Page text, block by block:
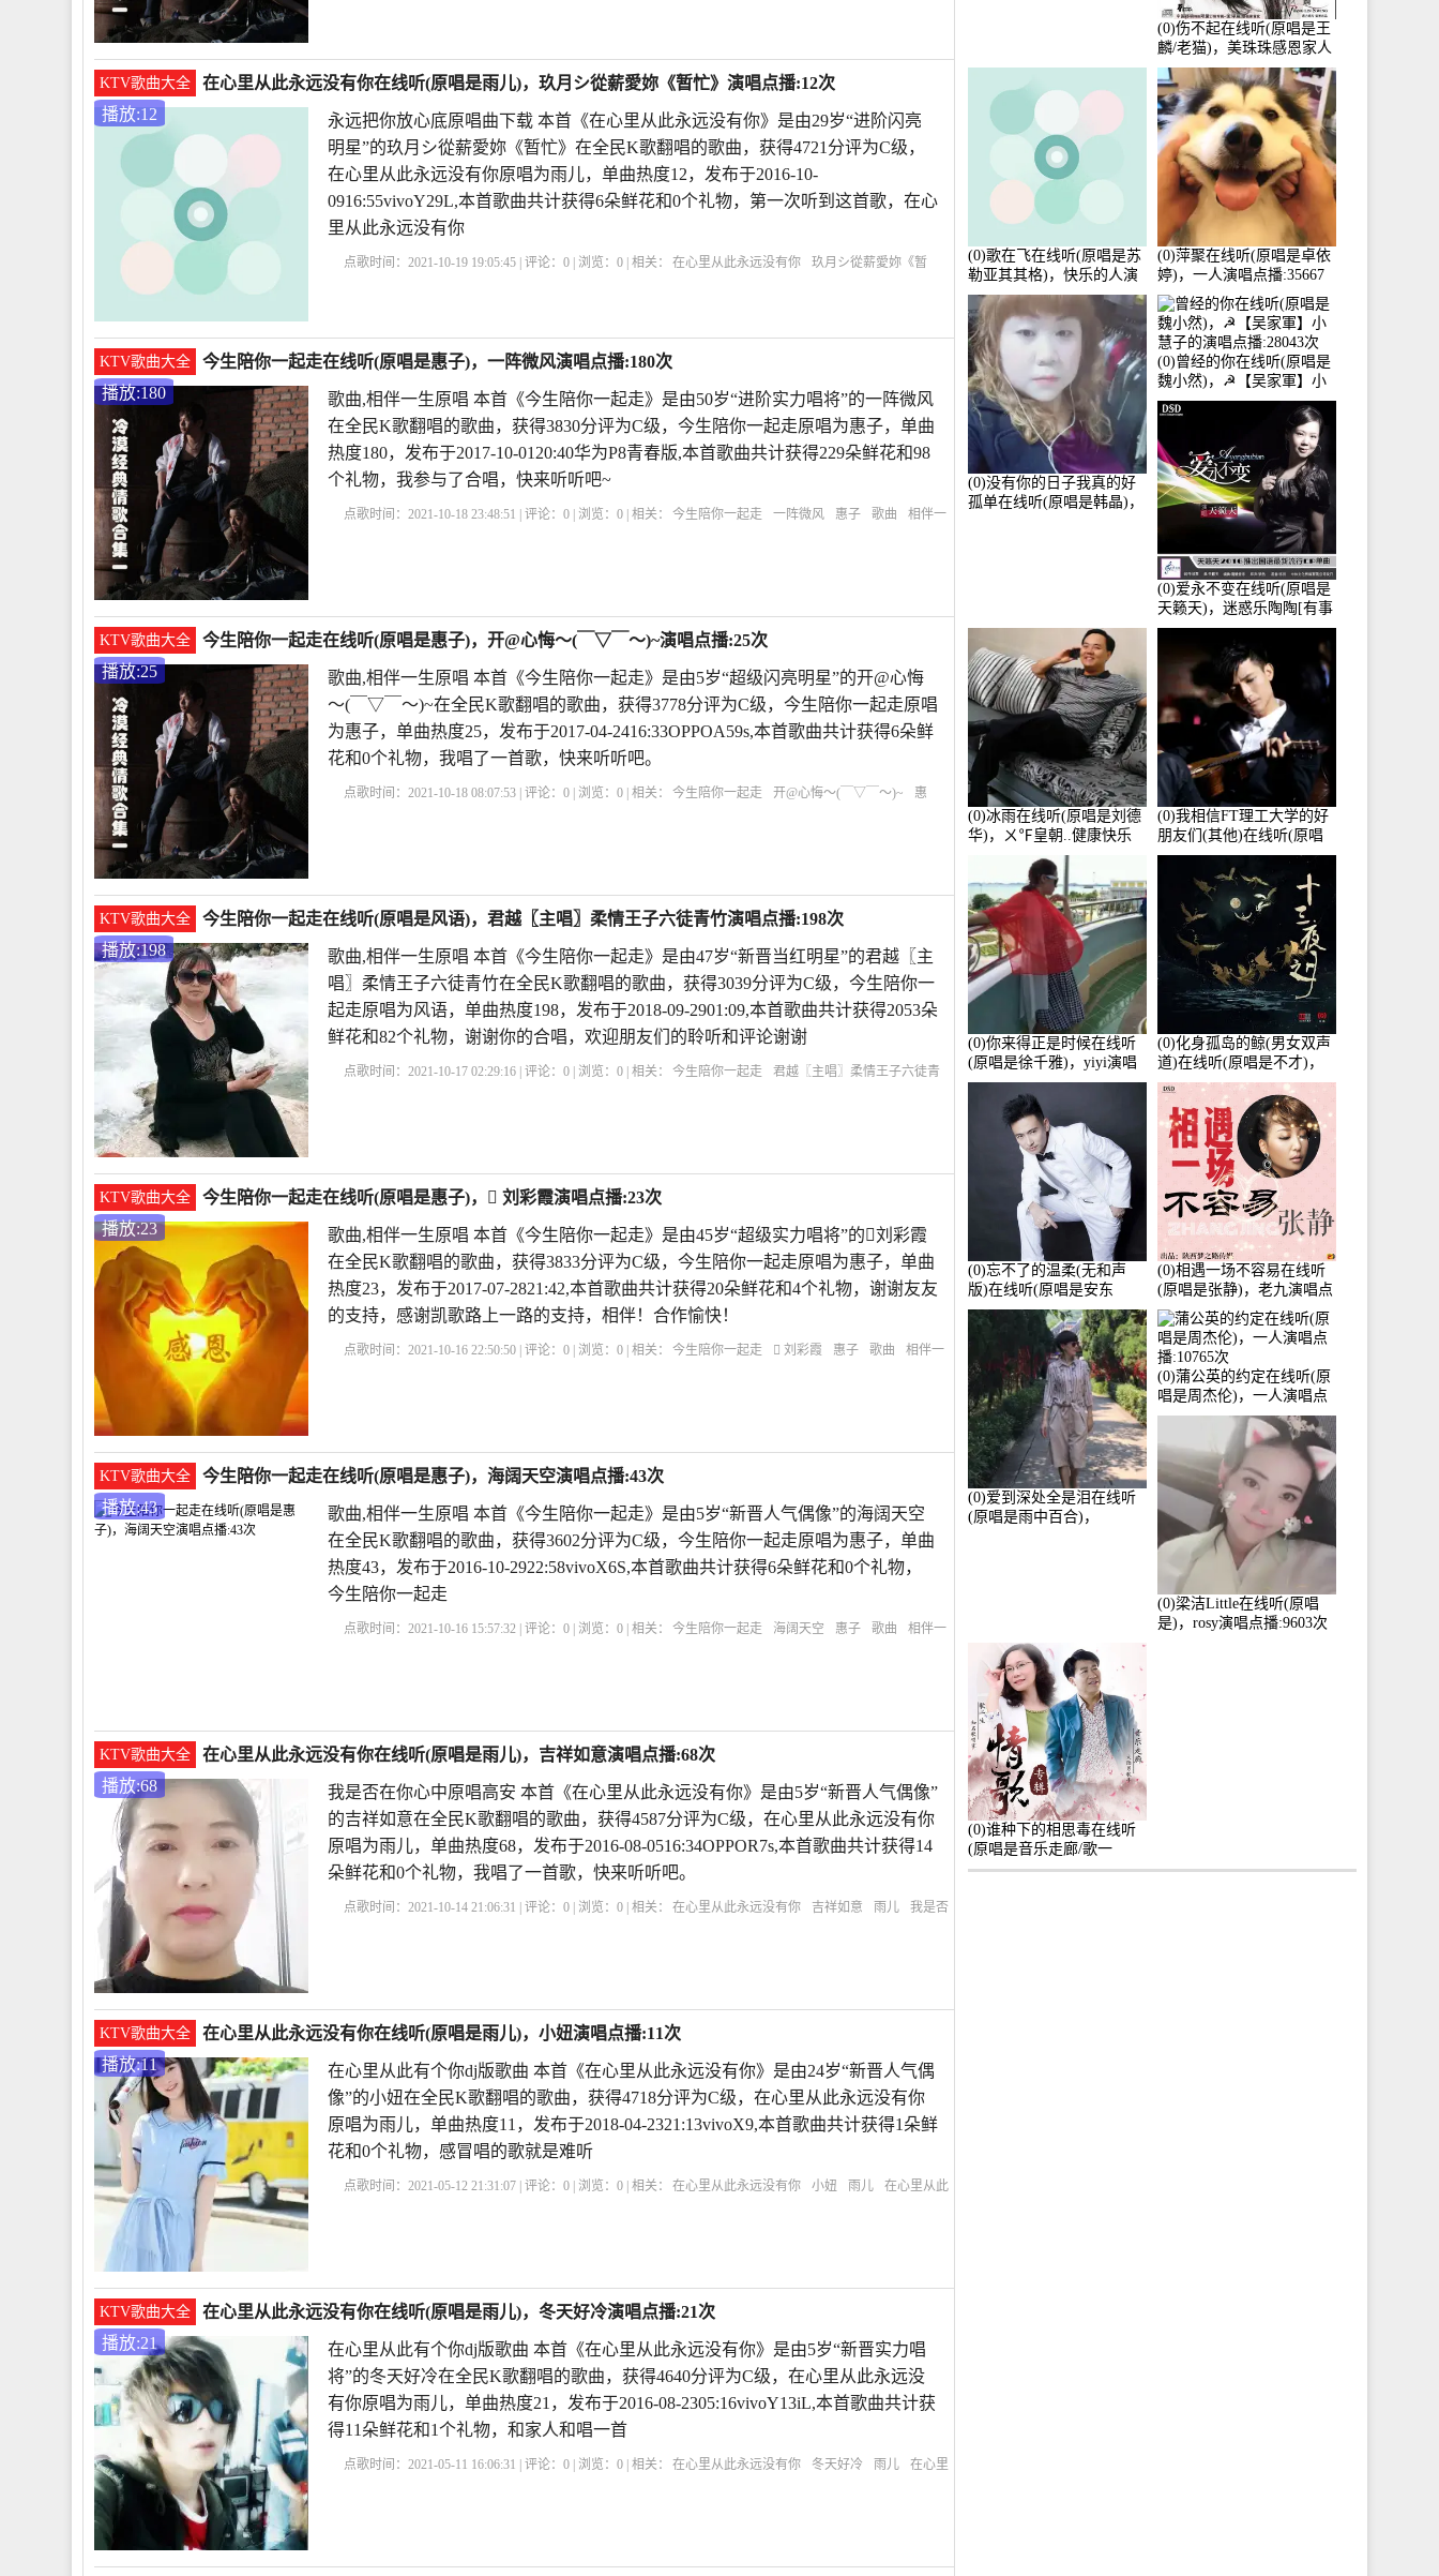
KTV歌曲大全
在心里从此永远没有你在线听(原唱是雨儿)，玖月シ從薪愛妳《暂忙》演唱点播:12次
播放:12
永远把你放心底原唱曲下载 本首《在心里从此永远没有你》是由29岁“进阶闪亮
明星”的玖月シ從薪愛妳《暂忙》在全民K歌翻唱的歌曲，获得4721分评为C级，
在心里从此永远没有你原唱为雨儿，单曲热度12，发布于2016-10-
0916:55vivoY29L,本首歌曲共计获得6朵鲜花和0个礼物，第一次听到这首歌，在心
里从此永远没有你
点歌时间：2021-10-19 19:05:45 | 评论：0 | 浏览：0 | 相关： 在心里从此永远没有你
玖月シ從薪愛妳《暂
KTV歌曲大全
今生陪你一起走在线听(原唱是惠子)，一阵微风演唱点播:180次
播放:180
歌曲,相伴一生原唱 本首《今生陪你一起走》是由50岁“进阶实力唱将”的一阵微风
在全民K歌翻唱的歌曲，获得3830分评为C级，今生陪你一起走原唱为惠子，单曲
热度180，发布于2017-10-0120:40华为P8青春版,本首歌曲共计获得229朵鲜花和98
个礼物，我参与了合唱，快来听听吧~
点歌时间：2021-10-18 23:48:51 | 评论：0 | 浏览：0 | 相关： 今生陪你一起走 一阵微风 惠子 歌曲
相伴一
KTV歌曲大全
今生陪你一起走在线听(原唱是惠子)，开@心悔～(￣▽￣～)~演唱点播:25次
播放:25
歌曲,相伴一生原唱 本首《今生陪你一起走》是由5岁“超级闪亮明星”的开@心悔
～(￣▽￣～)~在全民K歌翻唱的歌曲，获得3778分评为C级，今生陪你一起走原唱
为惠子，单曲热度25，发布于2017-04-2416:33OPPOA59s,本首歌曲共计获得6朵鲜
花和0个礼物，我唱了一首歌，快来听听吧。
点歌时间：2021-10-18 08:07:53 | 评论：0 | 浏览：0 | 相关： 今生陪你一起走 开@心悔～(￣▽￣～)~
惠
KTV歌曲大全
今生陪你一起走在线听(原唱是风语)，君越〖主唱〗柔情王子六徒青竹演唱点播:198次
播放:198
歌曲,相伴一生原唱 本首《今生陪你一起走》是由47岁“新晋当红明星”的君越〖主
唱〗柔情王子六徒青竹在全民K歌翻唱的歌曲，获得3039分评为C级，今生陪你一
起走原唱为风语，单曲热度198，发布于2018-09-2901:09,本首歌曲共计获得2053朵
鲜花和82个礼物，谢谢你的合唱，欢迎朋友们的聆听和评论谢谢
点歌时间：2021-10-17 02:29:16 | 评论：0 | 浏览：0 | 相关： 今生陪你一起走
君越〖主唱〗柔情王子六徒青
KTV歌曲大全
今生陪你一起走在线听(原唱是惠子)， 刘彩霞演唱点播:23次
播放:23
歌曲,相伴一生原唱 本首《今生陪你一起走》是由45岁“超级实力唱将”的刘彩霞
在全民K歌翻唱的歌曲，获得3833分评为C级，今生陪你一起走原唱为惠子，单曲
热度23，发布于2017-07-2821:42,本首歌曲共计获得20朵鲜花和4个礼物，谢谢友友
的支持，感谢凯歌路上一路的支持，相伴！合作愉快！
点歌时间：2021-10-16 22:50:50 | 评论：0 | 浏览：0 | 相关： 今生陪你一起走  刘彩霞 惠子 歌曲
相伴一
KTV歌曲大全
今生陪你一起走在线听(原唱是惠子)，海阔天空演唱点播:43次
播放:43
歌曲,相伴一生原唱 本首《今生陪你一起走》是由5岁“新晋人气偶像”的海阔天空
在全民K歌翻唱的歌曲，获得3602分评为C级，今生陪你一起走原唱为惠子，单曲
热度43，发布于2016-10-2922:58vivoX6S,本首歌曲共计获得6朵鲜花和0个礼物，
今生陪你一起走
点歌时间：2021-10-16 15:57:32 | 评论：0 | 浏览：0 | 相关： 今生陪你一起走 海阔天空 惠子 歌曲
相伴一
KTV歌曲大全
在心里从此永远没有你在线听(原唱是雨儿)，吉祥如意演唱点播:68次
播放:68
我是否在你心中原唱高安 本首《在心里从此永远没有你》是由5岁“新晋人气偶像”
的吉祥如意在全民K歌翻唱的歌曲，获得4587分评为C级，在心里从此永远没有你
原唱为雨儿，单曲热度68，发布于2016-08-0516:34OPPOR7s,本首歌曲共计获得14
朵鲜花和0个礼物，我唱了一首歌，快来听听吧。
点歌时间：2021-10-14 21:06:31 | 评论：0 | 浏览：0 | 相关： 在心里从此永远没有你 吉祥如意 雨儿
我是否
KTV歌曲大全
在心里从此永远没有你在线听(原唱是雨儿)，小妞演唱点播:11次
播放:11
在心里从此有个你dj版歌曲 本首《在心里从此永远没有你》是由24岁“新晋人气偶
像”的小妞在全民K歌翻唱的歌曲，获得4718分评为C级，在心里从此永远没有你
原唱为雨儿，单曲热度11，发布于2018-04-2321:13vivoX9,本首歌曲共计获得1朵鲜
花和0个礼物，感冒唱的歌就是难听
点歌时间：2021-05-12 21:31:07 | 评论：0 | 浏览：0 | 相关： 在心里从此永远没有你 小妞 雨儿
在心里从此
KTV歌曲大全
在心里从此永远没有你在线听(原唱是雨儿)，冬天好冷演唱点播:21次
播放:21
在心里从此有个你dj版歌曲 本首《在心里从此永远没有你》是由5岁“新晋实力唱
将”的冬天好冷在全民K歌翻唱的歌曲，获得4640分评为C级，在心里从此永远没
有你原唱为雨儿，单曲热度21，发布于2016-08-2305:16vivoY13iL,本首歌曲共计获
得11朵鲜花和1个礼物，和家人和唱一首
点歌时间：2021-05-11 16:06:31 | 评论：0 | 浏览：0 | 相关： 在心里从此永远没有你 冬天好冷 雨儿
在心里
(0)伤不起在线听(原唱是王
麟/老猫)，美珠珠感恩家人
演唱点播:80218次
(0)歌在飞在线听(原唱是苏
勒亚其其格)，快乐的人演
唱点播:36次
(0)萍聚在线听(原唱是卓依
婷)，一人演唱点播:35667
次
(0)没有你的日子我真的好
孤单在线听(原唱是韩晶)，
(0)曾经的你在线听(原唱是
魏小然)，☭【吴家軍】小
慧子的演唱点播:28043次
(0)爱永不变在线听(原唱是
天籁天)，迷惑乐陶陶[有事
暂离]演唱点播:27678次
(0)冰雨在线听(原唱是刘德
华)，ㄨ℉皇朝..健康快乐
演唱点播:26643次
(0)我相信FT理工大学的好
朋友们(其他)在线听(原唱
是杨培安)，老乔演唱点
播:23714次
(0)你来得正是时候在线听
(原唱是徐千雅)，yiyi演唱
点播:21991次
(0)化身孤岛的鲸(男女双声
道)在线听(原唱是不才)，
HGBai演唱点播:19428次
(0)忘不了的温柔(无和声
版)在线听(原唱是安东
阳)，老九演唱点播:17392
次
(0)相遇一场不容易在线听
(原唱是张静)，老九演唱点
播:11453次
(0)爱到深处全是泪在线听
(原唱是雨中百合)，
(0)蒲公英的约定在线听(原
唱是周杰伦)，一人演唱点
播:10765次
(0)梁洁Little在线听(原唱
是)，rosy演唱点播:9603次
(0)谁种下的相思毒在线听
(原唱是音乐走廊/歌一
生)，小群演唱点播:8975次